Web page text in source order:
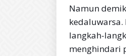
Namun
langkah-
menghindari